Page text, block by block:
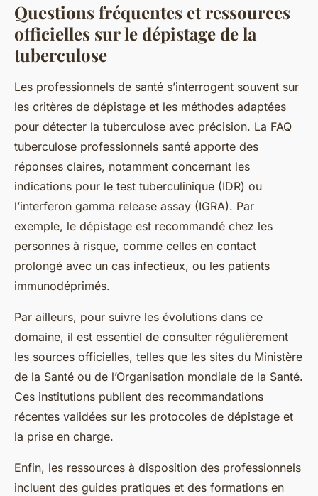
Questions fréquentes et ressources
officielles sur le dépistage de la
tuberculose
Les professionnels de santé s’interrogent souvent sur
les critères de dépistage et les méthodes adaptées
pour détecter la tuberculose avec précision. La FAQ
tuberculose professionnels santé apporte des
réponses claires, notamment concernant les
indications pour le test tuberculinique (IDR) ou
l’interferon gamma release assay (IGRA). Par
exemple, le dépistage est recommandé chez les
personnes à risque, comme celles en contact
prolongé avec un cas infectieux, ou les patients
immunodéprimés.
Par ailleurs, pour suivre les évolutions dans ce
domaine, il est essentiel de consulter régulièrement
les sources officielles, telles que les sites du Ministère
de la Santé ou de l’Organisation mondiale de la Santé.
Ces institutions publient des recommandations
récentes validées sur les protocoles de dépistage et
la prise en charge.
Enfin, les ressources à disposition des professionnels
incluent des guides pratiques et des formations en